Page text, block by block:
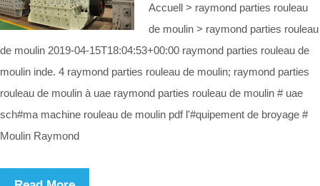
Accuell > raymond parties rouleau
de moulin > raymond parties rouleau
de moulin 2019-04-15T18:04:53+00:00 raymond parties rouleau de
moulin inde. 4 raymond parties rouleau de moulin; raymond parties
rouleau de moulin à uae raymond parties rouleau de moulin # uae
sch#ma machine rouleau de moulin pdf l'#quipement de broyage #
Moulin Raymond